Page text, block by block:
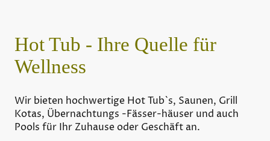
Hot Tub - Ihre Quelle für
Wellness
Wir bieten hochwertige Hot Tub`s, Saunen, Grill
Kotas, Übernachtungs -Fässer-häuser und auch
Pools für Ihr Zuhause oder Geschäft an.